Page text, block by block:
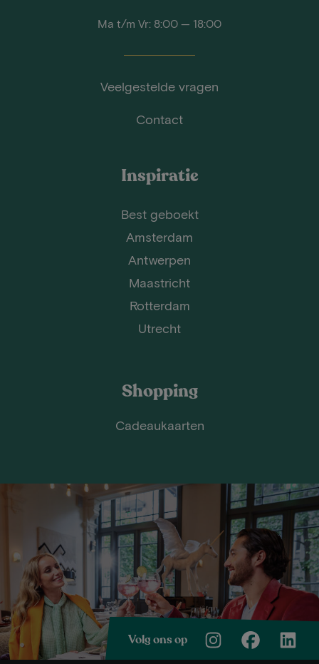
Ma t/m Vr: 8:00 — 18:00
Veelgestelde vragen
Contact
Inspiratie
Best geboekt
Amsterdam
Antwerpen
Maastricht
Rotterdam
Utrecht
Shopping
Cadeaukaarten
Volg ons op